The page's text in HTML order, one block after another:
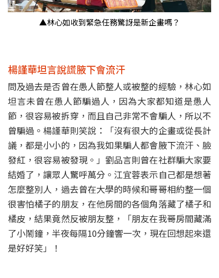
▲林心如收到緊急任務驚訝是新企畫嗎？
楊謹華坦言說謊腋下會流汗
問及過去是否曾在愚人節整人或被整的經驗，林心如
坦言未曾在愚人節騙過人，因為大家都知道是愚人
節，很容易被拆穿，而且自己非常不會騙人，所以不
曾騙過。楊謹華則笑說：「沒有很大的企畫或從長計
議，都是小小的，因為我如果騙人都會腋下流汗、臉
發紅，很容易被發現。」劉品言則曾在社群騙大家要
結婚了，讓眾人驚呼萬分。江宜蓉表示自己都是想著
怎麼整別人，過去曾在大學的時候和哥哥相約整一個
很害怕橘子的朋友，在他房間的各個角落藏了橘子和
橘皮，結果竟然反被朋友整，「朋友在我哥房間藏滿
了小鬧鐘，半夜每隔10分鐘響一次，現在回想起來還
是好好笑」！